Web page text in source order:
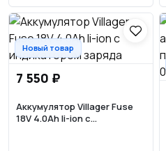
Новый товар
7 550 ₽
Аккумулятор Villager Fuse
18V 4.0Ah li-ion с